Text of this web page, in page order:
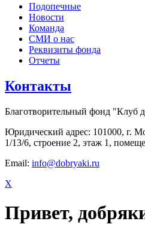
Подопечные
Новости
Команда
СМИ о нас
Реквизиты фонда
Отчеты
Контакты
Благотворительный фонд "Клуб
Юридический адрес: 101000, г.
1/13/6, строение 2, этаж 1,
Email: info@dobryaki.ru
X
Привет,